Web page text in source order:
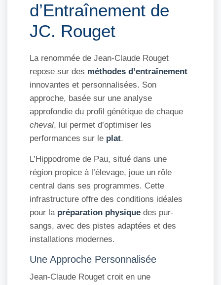
d’Entraînement de
JC. Rouget
La renommée de Jean-Claude Rouget
repose sur des méthodes d’entraînement
innovantes et personnalisées. Son
approche, basée sur une analyse
approfondie du profil génétique de chaque
cheval, lui permet d’optimiser les
performances sur le plat.
L’Hippodrome de Pau, situé dans une
région propice à l’élevage, joue un rôle
central dans ses programmes. Cette
infrastructure offre des conditions idéales
pour la préparation physique des pur-
sangs, avec des pistes adaptées et des
installations modernes.
Une Approche Personnalisée
Jean-Claude Rouget croit en une